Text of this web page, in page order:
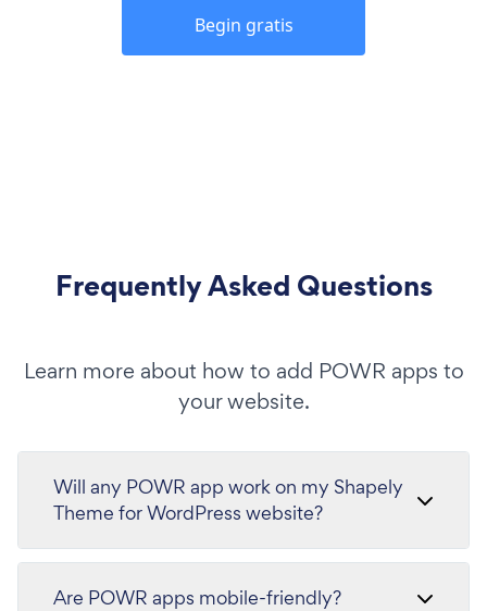
Begin gratis
Frequently Asked Questions
Learn more about how to add POWR apps to
your website.
Will any POWR app work on my Shapely
Theme for WordPress website?
Are POWR apps mobile-friendly?